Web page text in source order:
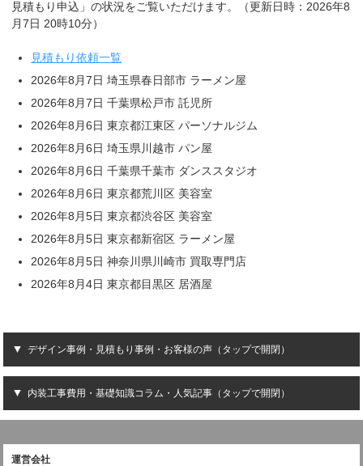
見積もり申込」の状況をご覧いただけます。（更新日時：2026年8
月7日 20時10分）
見積もり依頼一覧
2026年8月7日 埼玉県春日部市 ラーメン屋
2026年8月7日 千葉県松戸市 託児所
2026年8月6日 東京都江東区 パーソナルジム
2026年8月6日 埼玉県川越市 パン屋
2026年8月6日 千葉県千葉市 ダンススタジオ
2026年8月6日 東京都荒川区 美容室
2026年8月5日 東京都渋谷区 美容室
2026年8月5日 東京都新宿区 ラーメン屋
2026年8月5日 神奈川県川崎市 買取専門店
2026年8月4日 東京都目黒区 居酒屋
デザイン事例・見積もり事例・お客様の声（タップで開閉）
内装工事費用・基礎知識コラム・人気記事（タップで開閉）
運営会社